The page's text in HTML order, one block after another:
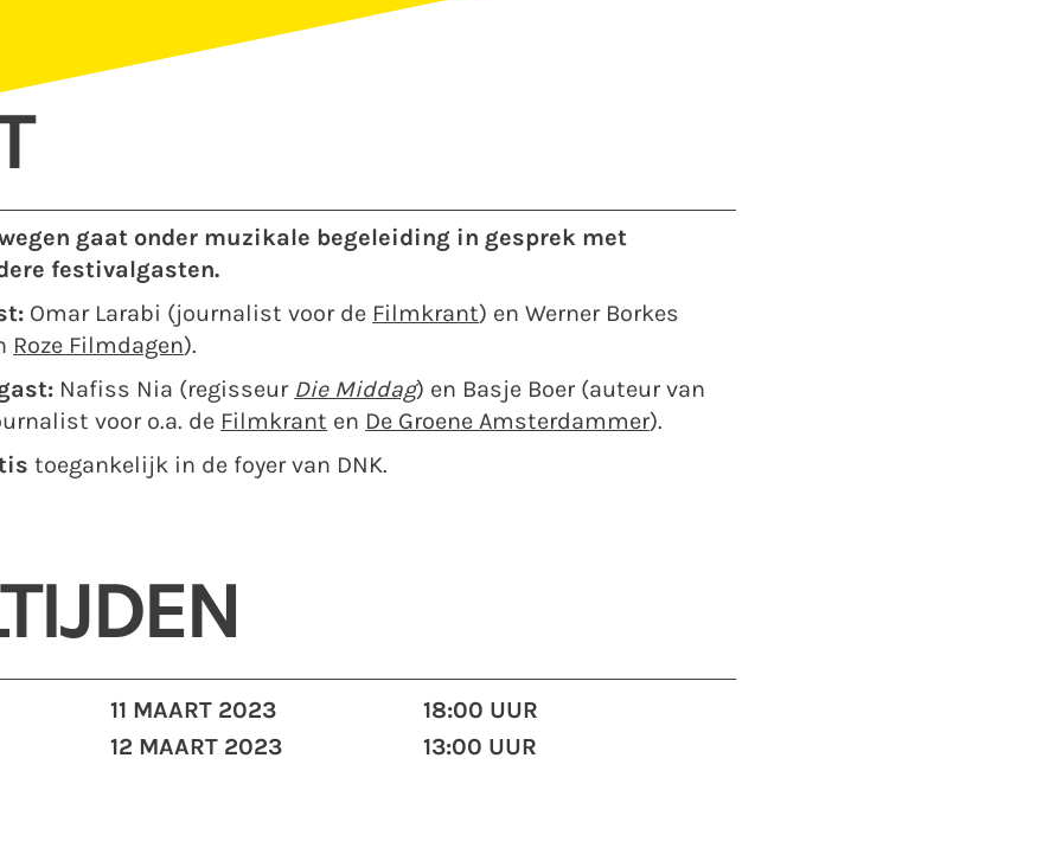
gaat onder muzikale begeleiding in gesprek met
festivalgasten.
Omar Larabi (journalist voor de Filmkrant) en Werner Borkes
Roze Filmdagen).
Nafiss Nia (regisseur Die Middag) en Basje Boer (auteur van
voor o.a. de Filmkrant en De Groene Amsterdammer).
toegankelijk in de foyer van DNK.
11 MAART 2023
18:00 UUR
12 MAART 2023
13:00 UUR